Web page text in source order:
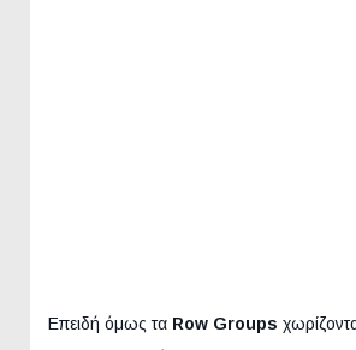
Επειδή όμως τα Row Groups